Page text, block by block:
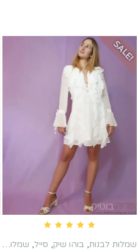
SALE!
שמלות לבנות, בוהו שיק, סייל, שמלות טראש